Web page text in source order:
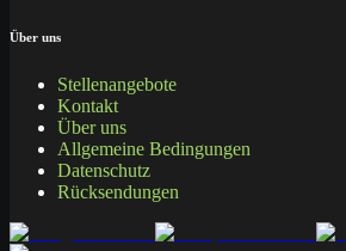
Über uns
Stellenangebote
Kontakt
Über uns
Allgemeine Bedingungen
Datenschutz
Rücksendungen